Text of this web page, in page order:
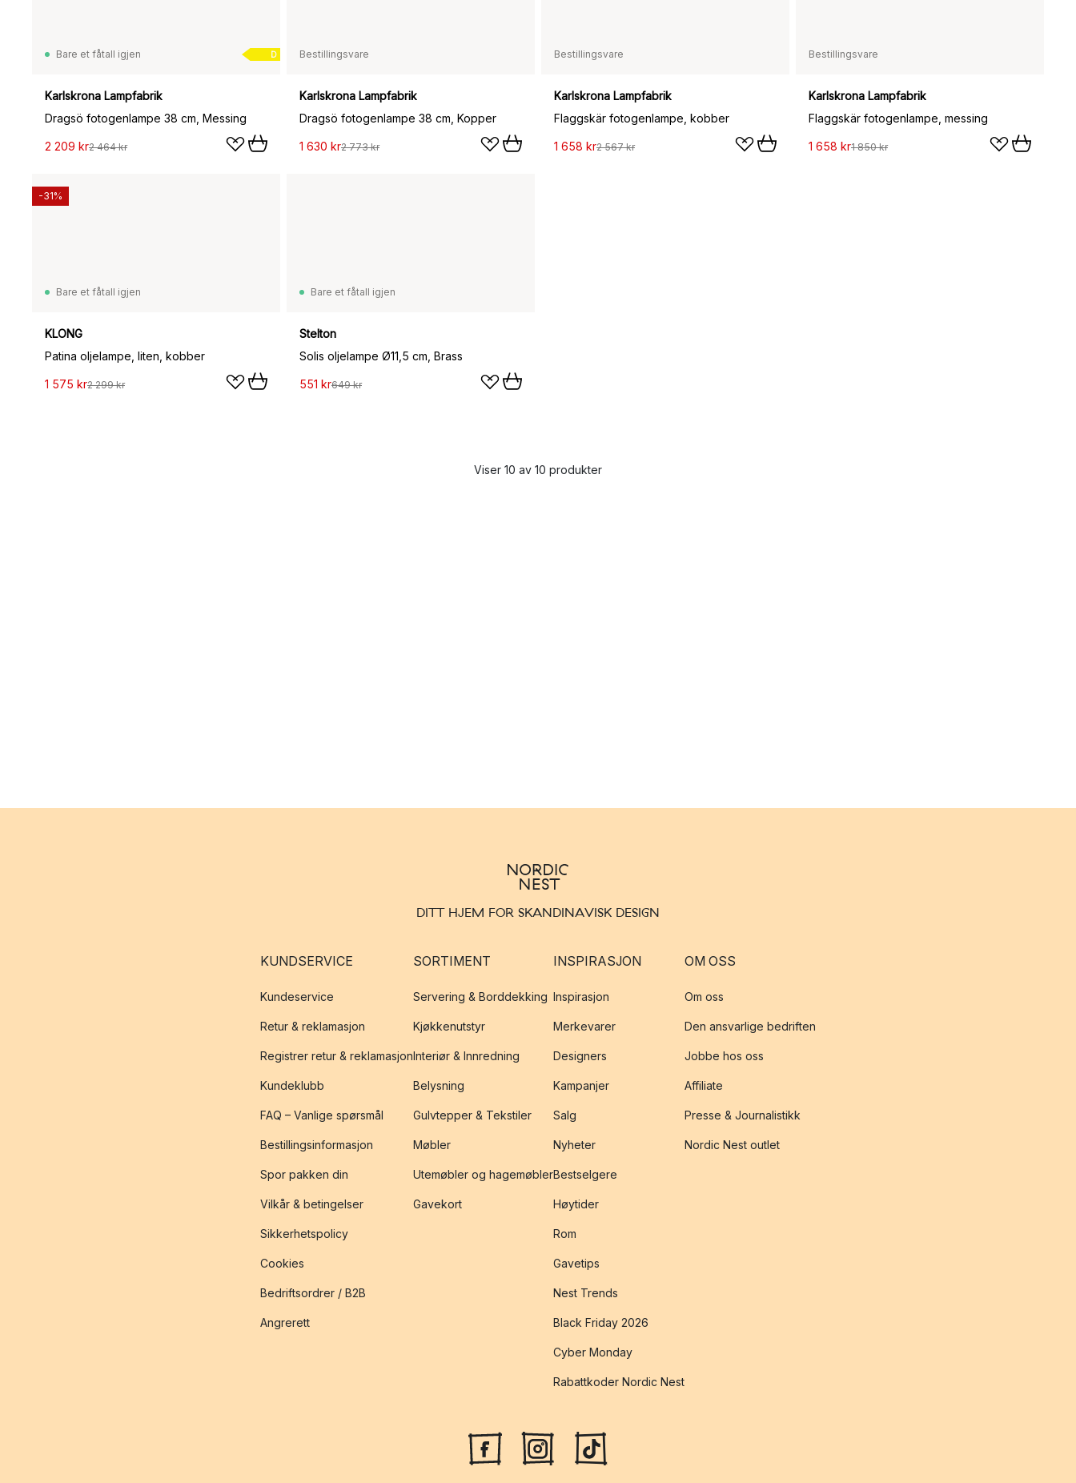
D
Bare et fåtall igjen
Karlskrona Lampfabrik
Dragsö fotogenlampe 38 cm, Messing
2 209 kr2 464 kr
Bestillingsvare
Karlskrona Lampfabrik
Dragsö fotogenlampe 38 cm, Kopper
1 630 kr2 773 kr
Bestillingsvare
Karlskrona Lampfabrik
Flaggskär fotogenlampe, kobber
1 658 kr2 567 kr
Bestillingsvare
Karlskrona Lampfabrik
Flaggskär fotogenlampe, messing
1 658 kr1 850 kr
Bare et fåtall igjen
KLONG
Patina oljelampe, liten, kobber
1 575 kr2 299 kr
-31%
Bare et fåtall igjen
Stelton
Solis oljelampe Ø11,5 cm, Brass
551 kr649 kr
Viser 10 av 10 produkter
DITT HJEM FOR SKANDINAVISK DESIGN
KUNDSERVICE
Kundeservice
Retur & reklamasjon
Registrer retur & reklamasjon
Kundeklubb
FAQ – Vanlige spørsmål
Bestillingsinformasjon
Spor pakken din
Vilkår & betingelser
Sikkerhetspolicy
Cookies
Bedriftsordrer / B2B
Angrerett
SORTIMENT
Servering & Borddekking
Kjøkkenutstyr
Interiør & Innredning
Belysning
Gulvtepper & Tekstiler
Møbler
Utemøbler og hagemøbler
Gavekort
INSPIRASJON
Inspirasjon
Merkevarer
Designers
Kampanjer
Salg
Nyheter
Bestselgere
Høytider
Rom
Gavetips
Nest Trends
Black Friday 2026
Cyber Monday
Rabattkoder Nordic Nest
OM OSS
Om oss
Den ansvarlige bedriften
Jobbe hos oss
Affiliate
Presse & Journalistikk
Nordic Nest outlet